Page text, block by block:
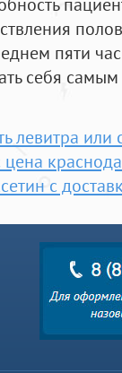
пяти
себя
левитра или
цена
с